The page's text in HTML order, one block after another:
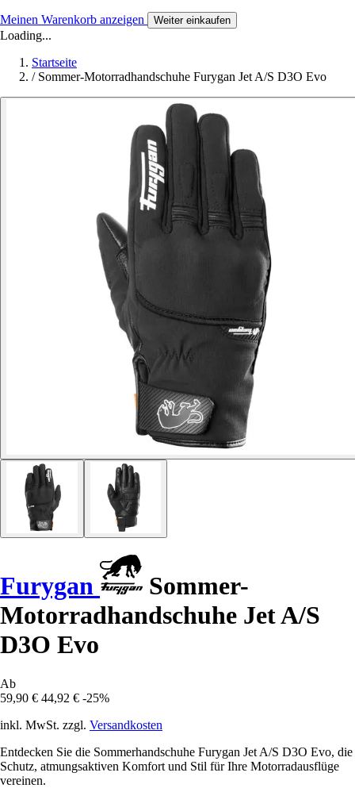
Meinen Warenkorb anzeigen Weiter einkaufen
Loading...
Startseite
/ Sommer-Motorradhandschuhe Furygan Jet A/S D3O Evo
Furygan
Sommer-
Motorradhandschuhe Jet A/S
D3O Evo
Ab
59,90 € 44,92 € -25%
inkl. MwSt. zzgl. Versandkosten
Entdecken Sie die Sommerhandschuhe Furygan Jet A/S D3O Evo, die
Schutz, atmungsaktiven Komfort und Stil für Ihre Motorradausflüge
vereinen.